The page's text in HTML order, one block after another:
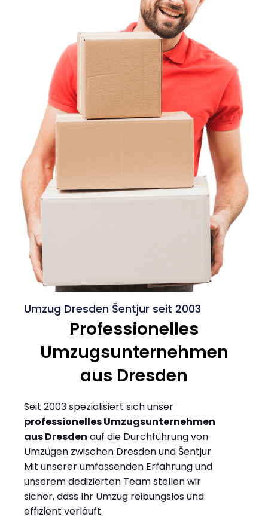
Umzug Dresden Šentjur seit 2003
Professionelles
Umzugsunternehmen
aus Dresden
Seit 2003 spezialisiert sich unser
professionelles Umzugsunternehmen
aus Dresden auf die Durchführung von
Umzügen zwischen Dresden und Šentjur.
Mit unserer umfassenden Erfahrung und
unserem dedizierten Team stellen wir
sicher, dass Ihr Umzug reibungslos und
effizient verläuft.